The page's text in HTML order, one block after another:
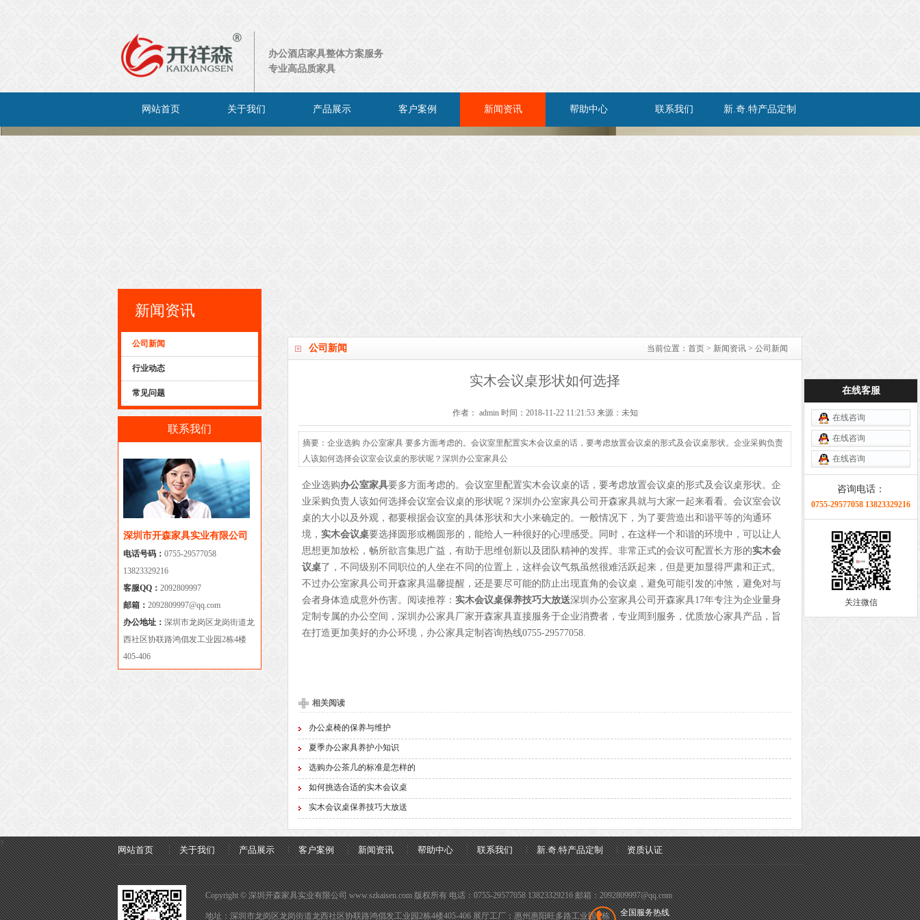
办公酒店家具整体方案服务
专业高品质家具
网站首页 关于我们 产品展示 客户案例 新闻资讯 帮助中心 联系我们 新.奇.特产品定制
公司新闻 当前位置： 首页 > 新闻资讯 > 公司新闻
实木会议桌形状如何选择
作者： admin 时间：2018-11-22 11:21:53 来源：未知
摘要：企业选购 办公室家具 要多方面考虑的。会议室里配置实木会议桌的话，要考虑放置会议桌的形式及会议桌形状。企业采购负责
人该如何选择会议室会议桌的形状呢？深圳办公室家具公
企业选购办公室家具要多方面考虑的。会议室里配置实木会议桌的话，要考虑放置会议桌的形式及会议桌形状。企
业采购负责人该如何选择会议室会议桌的形状呢？深圳办公室家具公司开森家具就与大家一起来看看。会议室会议
桌的大小以及外观，都要根据会议室的具体形状和大小来确定的。一般情况下，为了要营造出和谐平等的沟通环
境， 实木会议桌要选择圆形或椭圆形的，能给人一种很好的心理感受。同时，在这样一个和谐的环境中，可以让人
思想更加放松，畅所欲言集思广益，有助于思维创新以及团队精神的发挥。非常正式的会议可配置长方形的实木会
议桌了，不同级别不同职位的人坐在不同的位置上，这样会议气氛虽然很难活跃起来，但是更加显得严肃和正式。
不过办公室家具公司开森家具温馨提醒，还是要尽可能的防止出现直角的会议桌，避免可能引发的冲煞，避免对与
会者身体造成意外伤害。阅读推荐： 实木会议桌保养技巧大放送深圳办公室家具公司开森家具17年专注为企业量身
定制专属的办公空间，深圳办公家具厂家开森家具直接服务于企业消费者，专业周到服务，优质放心家具产品，旨
在打造更加美好的办公环境，办公家具定制咨询热线0755-29577058.
相关阅读
办公桌椅的保养与维护
夏季办公家具养护小知识
选购办公茶几的标准是怎样的
如何挑选合适的实木会议桌
实木会议桌保养技巧大放送
新闻资讯
公司新闻
行业动态
常见问题
联系我们
深圳市开森家具实业有限公司
电话号码： 0755-29577058
13823329216
客服QQ： 2092809997
邮箱： 2092809997@qq.com
办公地址： 深圳市龙岗区龙岗街道龙
西社区协联路鸿倡发工业园2栋4楼
405-406
?
网站首页 关于我们 产品展示 客户案例 新闻资讯 帮助中心 联系我们 新.奇.特产品定制 资质认证
Copyright © 深圳开森家具实业有限公司 www.szkaisen.com 版权所有 电话：0755-29577058 13823329216 邮箱：2092809997@qq.com
地址：深圳市龙岗区龙岗街道龙西社区协联路鸿倡发工业园2栋4楼405-406 展厅工厂：惠州惠阳旺多路工业园C栋 全国服务热线
在线客服
在线咨询
在线咨询
在线咨询
咨询电话：
0755-29577058 13823329216
关注微信